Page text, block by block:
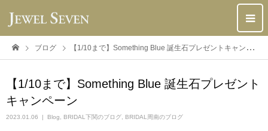
ブログ 【1/10まで】Something Blue 誕生石プレゼントキャンペーン
【1/10まで】Something Blue 誕生石プレゼント
キャンペーン
2023.01.06 Blog BRIDAL下関のブログ BRIDAL周南のブログ